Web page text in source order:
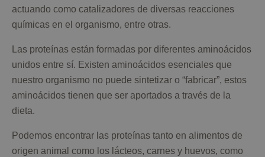
actuando como catalizadores de diversas reacciones
químicas en el organismo, entre otras.
Las proteínas están formadas por diferentes aminoácidos
unidos entre sí. Existen aminoácidos esenciales que
nuestro organismo no puede sintetizar o “fabricar”, estos
aminoácidos tienen que ser aportados a través de la
dieta.
Podemos encontrar las proteínas tanto en alimentos de
origen animal como los lácteos, carnes y huevos, como